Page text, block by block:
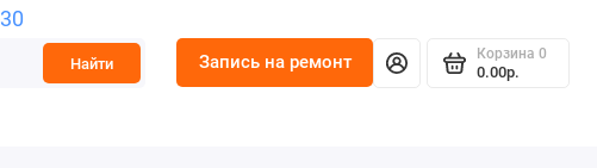
Найти Запись на ремонт Корзина 0
0.00р.